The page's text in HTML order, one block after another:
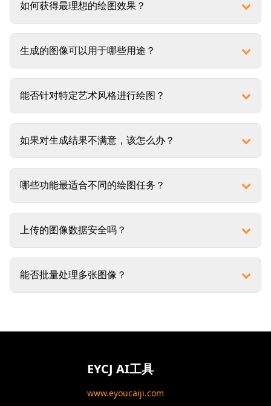
如何获得最理想的绘图效果？
生成的图像可以用于哪些用途？
能否针对特定艺术风格进行绘图？
如果对生成结果不满意，该怎么办？
哪些功能最适合不同的绘图任务？
上传的图像数据安全吗？
能否批量处理多张图像？
EYCJ AI工具
www.eyoucaiji.com